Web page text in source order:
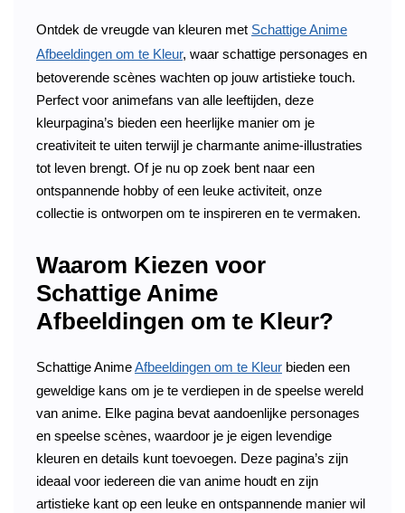
Ontdek de vreugde van kleuren met Schattige Anime
Afbeeldingen om te Kleur, waar schattige personages en
betoverende scènes wachten op jouw artistieke touch.
Perfect voor animefans van alle leeftijden, deze
kleurpagina’s bieden een heerlijke manier om je
creativiteit te uiten terwijl je charmante anime-illustraties
tot leven brengt. Of je nu op zoek bent naar een
ontspannende hobby of een leuke activiteit, onze
collectie is ontworpen om te inspireren en te vermaken.
Waarom Kiezen voor
Schattige Anime
Afbeeldingen om te Kleur?
Schattige AnimeAfbeeldingen om te Kleur bieden een
geweldige kans om je te verdiepen in de speelse wereld
van anime. Elke pagina bevat aandoenlijke personages
en speelse scènes, waardoor je je eigen levendige
kleuren en details kunt toevoegen. Deze pagina’s zijn
ideaal voor iedereen die van anime houdt en zijn
artistieke kant op een leuke en ontspannende manier wil